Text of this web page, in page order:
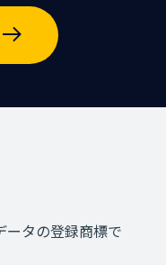
ータの登録商標で